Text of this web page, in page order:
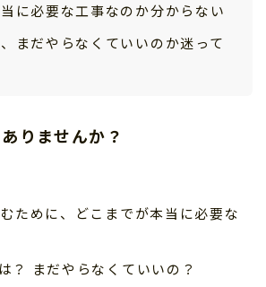
に必要な工事なのか分からない
まだやらなくていいのか迷って
りませんか？
ために、どこまでが本当に必要な
？ まだやらなくていいの？